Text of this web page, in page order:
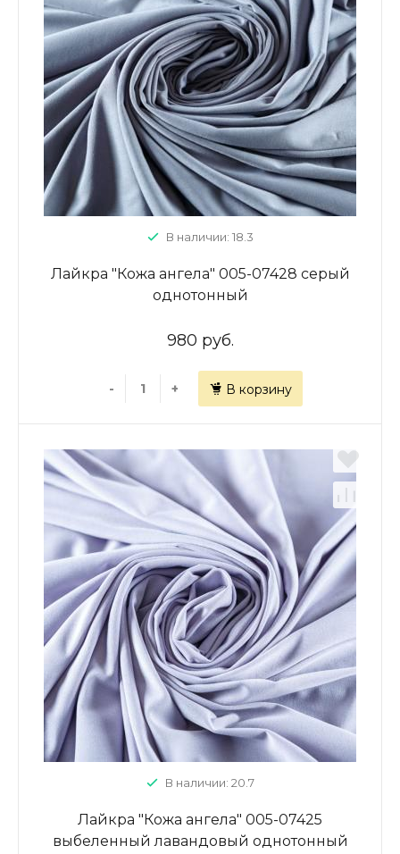
В наличии: 18.3
Лайкра "Кожа ангела" 005-07428 серый
однотонный
980 руб.
- + В корзину
В наличии: 20.7
Лайкра "Кожа ангела" 005-07425
выбеленный лавандовый однотонный